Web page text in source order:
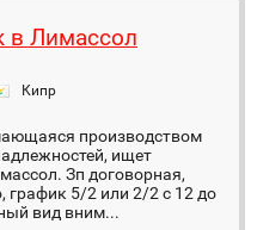
в Лимассол
Кипр
производством
ищет
Зп договорная,
график 5/2 или 2/2 с 12 до
вид вним...